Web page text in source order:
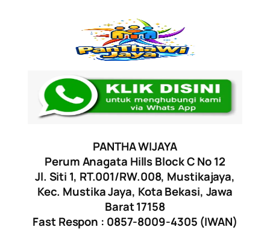
PANTHA WIJAYA
Perum Anagata Hills Block C No 12
Jl. Siti 1, RT.001/RW.008, Mustikajaya,
Kec. Mustika Jaya, Kota Bekasi, Jawa
Barat 17158
Fast Respon : 0857-8009-4305 (IWAN)